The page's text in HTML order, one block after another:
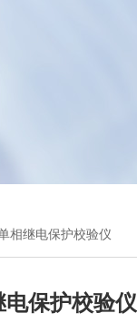
相继电保护校验仪
电保护校验仪